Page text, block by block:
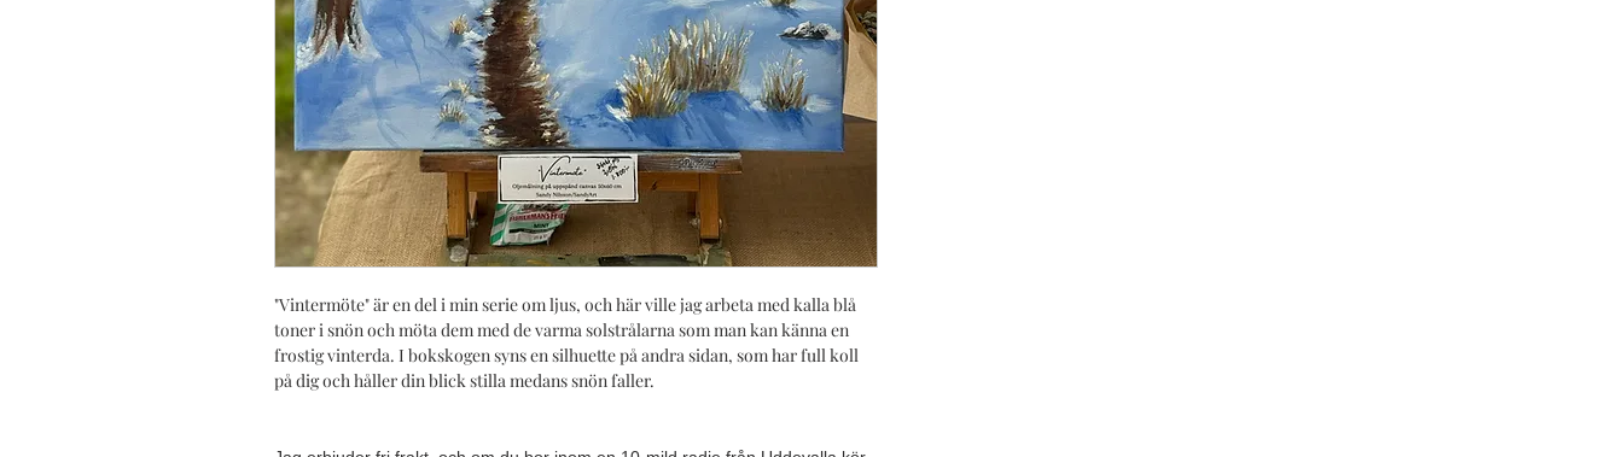
"Vintermöte" är en del i min serie om ljus, och här ville jag arbeta med kalla blå
toner i snön och möta dem med de varma solstrålarna som man kan känna en
frostig vinterda. I bokskogen syns en silhuette på andra sidan, som har full koll
på dig och håller din blick stilla medans snön faller.